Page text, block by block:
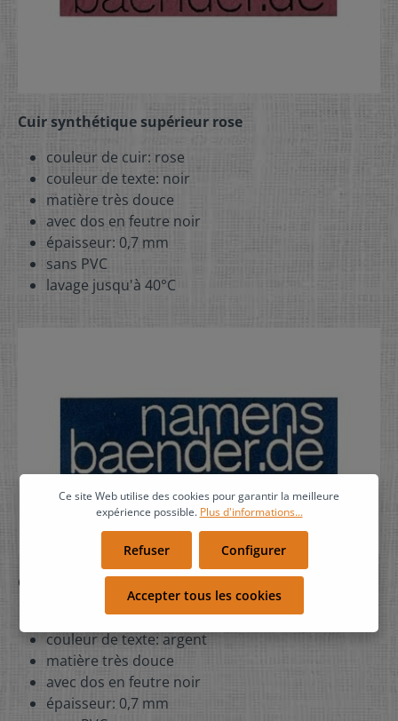
Cuir synthétique supérieur rose
couleur de cuir: rose
couleur de texte: noir
matière très douce
avec dos en feutre noir
épaisseur: 0,7 mm
sans PVC
lavage jusqu'à 40°C
Cuir synthétique supérieur bleu foncé
couleur de cuir: bleu foncé
couleur de texte: argent
matière très douce
avec dos en feutre noir
épaisseur: 0,7 mm
Ce site Web utilise des cookies pour garantir la meilleure
expérience possible. Plus d'informations...
Refuser Configurer
Accepter tous les cookies